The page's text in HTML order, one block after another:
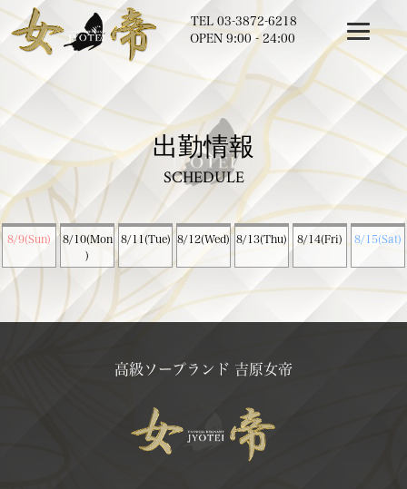
TEL03-3872-6218
OPEN 9:00 - 24:00
出勤情報
SCHEDULE
8/9(Sun)
8/10(Mon
)
8/11(Tue) 8/12(Wed) 8/13(Thu) 8/14(Fri) 8/15(Sat)
高級ソープランド 吉原女帝